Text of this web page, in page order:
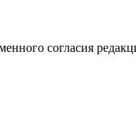
согласия